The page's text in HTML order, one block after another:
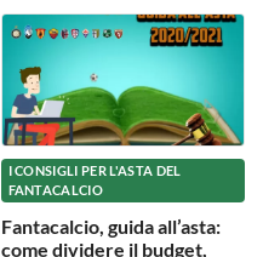
I CONSIGLI PER L'ASTA DEL
FANTACALCIO
Fantacalcio, guida all’asta:
come dividere il budget,